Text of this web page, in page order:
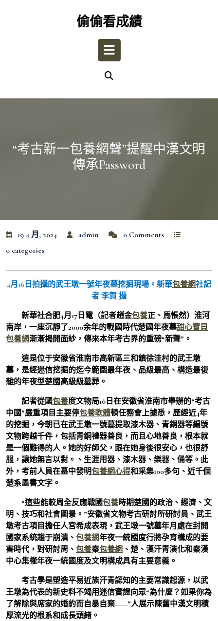
偷偷看成績
Open
“考古新一包養網聲”提醒中漢文明
傳承password
19 4 月, 2024 admin
0 Comments
0 categories
4月16日拍攝的武王墩一號年夜墓挖掘現場。新華包養網社記
者 李賀 攝
新華社合肥4月17日電（記者趙金包養正、馬悵然）淮河
南岸，一座沉靜了2000余年的戰國時代楚國年夜墓甜心寶貝
包養網漸漸揭開面紗，傳來本年考古界的重磅“新聲”。
這是位于安徽省淮南市高新區三和鎮徐洼村的武王墩
墓，是經迷信挖掘的迄今範圍最年夜、品級最高、構造最復
雜的年夜型楚國高級級墓葬。
記者從國包養度文物局16日在安徽省淮南市舉辦的“考古
中國”嚴重項目主要停包養軟體頓任務會上據悉，歷經近4年
的挖掘，今朝已在武王墩一號墓提取漆木器、青銅器等編號
文物跨越千件，包括青銅禮器善良，而且心地善良，根本就
是一個難得的人。她的好師父，跟在她身後很安心，也很舒
服，讓她無言以對。、生涯用器、漆木器、樂器、俑等。此
外，考前人員在墓中發明包養網心得和采集100多句、近千個
楚系墨書文字。
“這些能較周全反應戰國包養時期楚國的政治、經濟、文
明、技巧和社會圖景。”安徽省文物考古研討所研討員、武王
墩考古項目擔任人宮希成表現，武王墩一號墓年月處在封開
國家系統趨于崩潰、 包養網年夜一統國度行將孕育構成的要
害時代，對研討周、 包養秦包養網 、楚、漢汗青演化和秦漢
中心集權年夜一統國度及文明構成具有主要意義。
考古學是塑造平易近族汗青認知的主要常識起源，以武
王墩為代表的新史料不竭用迷信實證向眾“為什麼？如果你為
了解除與席家的婚約而自暴自棄——”人展示陳舊中漢文明積
厚流光的根系和成長頭緒。